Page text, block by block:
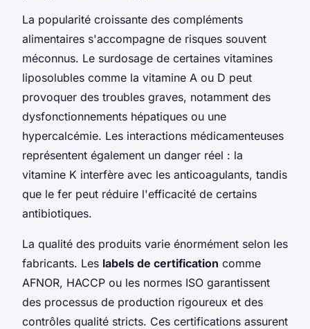
La popularité croissante des compléments
alimentaires s'accompagne de risques souvent
méconnus. Le surdosage de certaines vitamines
liposolubles comme la vitamine A ou D peut
provoquer des troubles graves, notamment des
dysfonctionnements hépatiques ou une
hypercalcémie. Les interactions médicamenteuses
représentent également un danger réel : la
vitamine K interfère avec les anticoagulants, tandis
que le fer peut réduire l'efficacité de certains
antibiotiques.
La qualité des produits varie énormément selon les
fabricants. Les labels de certification comme
AFNOR, HACCP ou les normes ISO garantissent
des processus de production rigoureux et des
contrôles qualité stricts. Ces certifications assurent